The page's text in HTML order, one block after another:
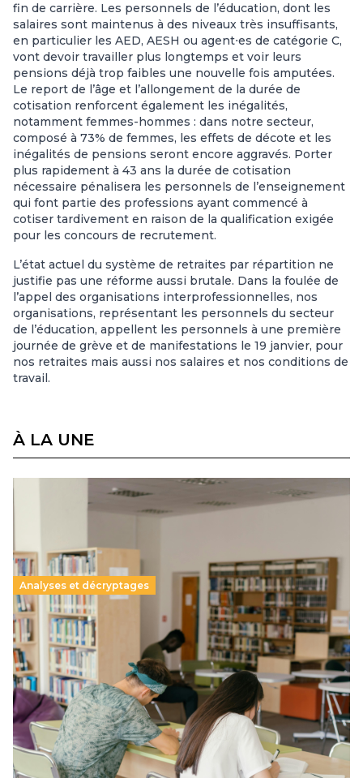
fin de carrière. Les personnels de l’éducation, dont les
salaires sont maintenus à des niveaux très insuffisants,
en particulier les AED, AESH ou agent⋅es de catégorie C,
vont devoir travailler plus longtemps et voir leurs
pensions déjà trop faibles une nouvelle fois amputées.
Le report de l’âge et l’allongement de la durée de
cotisation renforcent également les inégalités,
notamment femmes-hommes : dans notre secteur,
composé à 73% de femmes, les effets de décote et les
inégalités de pensions seront encore aggravés. Porter
plus rapidement à 43 ans la durée de cotisation
nécessaire pénalisera les personnels de l’enseignement
qui font partie des professions ayant commencé à
cotiser tardivement en raison de la qualification exigée
pour les concours de recrutement.
L’état actuel du système de retraites par répartition ne
justifie pas une réforme aussi brutale. Dans la foulée de
l’appel des organisations interprofessionnelles, nos
organisations, représentant les personnels du secteur
de l’éducation, appellent les personnels à une première
journée de grève et de manifestations le 19 janvier, pour
nos retraites mais aussi nos salaires et nos conditions de
travail.
À LA UNE
Analyses et décryptages
Supérieur privé : une dérive qui met à mal la
promesse républicaine
11 juillet 2026-
Le projet de loi sur la régulation de l’enseignement
supérieur privé met en lumière l’amplification d’un système
qui relègue l’acte pédagogique au superfétatoire, voire à…
Lire la suite →